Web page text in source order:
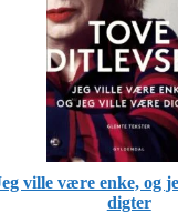
ville være enke, og
digter